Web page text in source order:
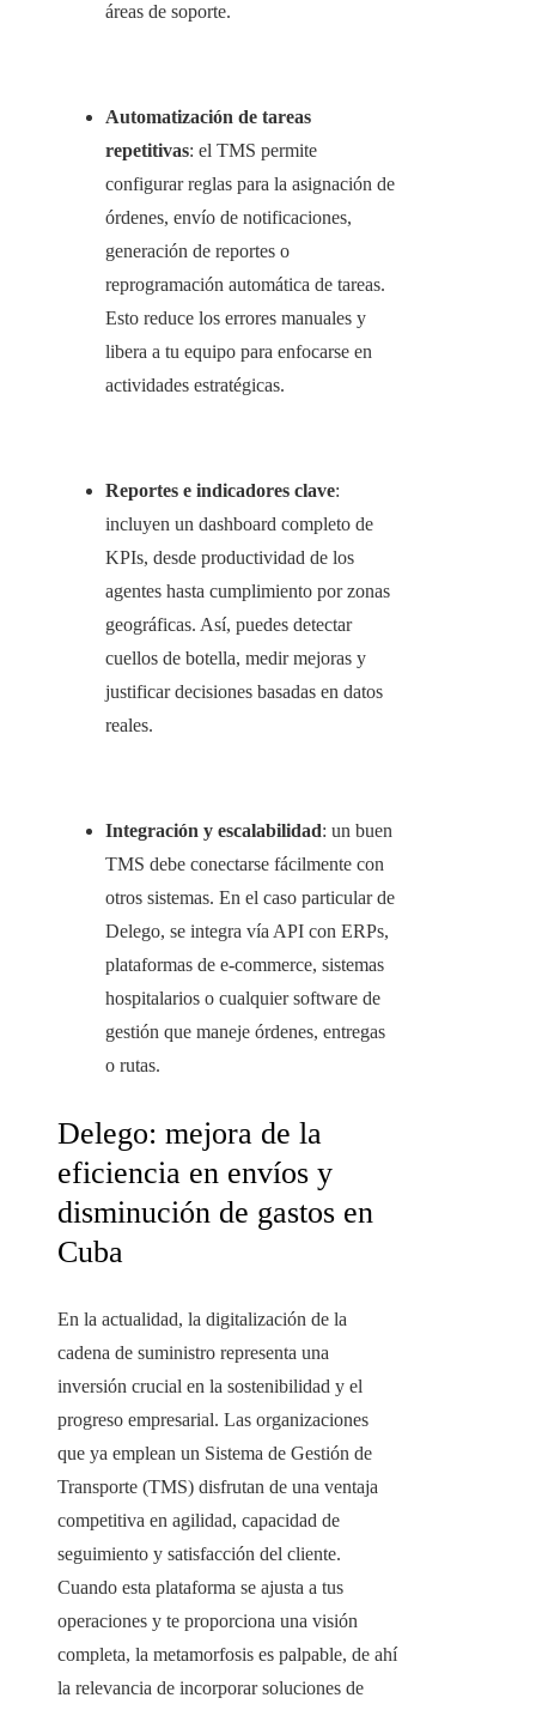
áreas de soporte.
Automatización de tareas
repetitivas: el TMS permite
configurar reglas para la asignación de
órdenes, envío de notificaciones,
generación de reportes o
reprogramación automática de tareas.
Esto reduce los errores manuales y
libera a tu equipo para enfocarse en
actividades estratégicas.
Reportes e indicadores clave:
incluyen un dashboard completo de
KPIs, desde productividad de los
agentes hasta cumplimiento por zonas
geográficas. Así, puedes detectar
cuellos de botella, medir mejoras y
justificar decisiones basadas en datos
reales.
Integración y escalabilidad: un buen
TMS debe conectarse fácilmente con
otros sistemas. En el caso particular de
Delego, se integra vía API con ERPs,
plataformas de e-commerce, sistemas
hospitalarios o cualquier software de
gestión que maneje órdenes, entregas
o rutas.
Delego: mejora de la
eficiencia en envíos y
disminución de gastos en
Cuba
En la actualidad, la digitalización de la
cadena de suministro representa una
inversión crucial en la sostenibilidad y el
progreso empresarial. Las organizaciones
que ya emplean un Sistema de Gestión de
Transporte (TMS) disfrutan de una ventaja
competitiva en agilidad, capacidad de
seguimiento y satisfacción del cliente.
Cuando esta plataforma se ajusta a tus
operaciones y te proporciona una visión
completa, la metamorfosis es palpable, de ahí
la relevancia de incorporar soluciones de